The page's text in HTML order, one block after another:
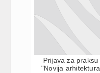
Prijava za praksu
"Novija arhitektura